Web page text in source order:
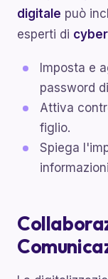
digitale può
esperti di
Imposta e
password
Attiva
figlio.
Spiega